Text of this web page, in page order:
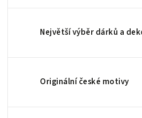
Největší výběr dárků a
Originální české motivy